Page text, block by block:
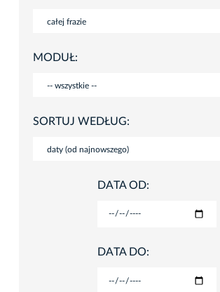
MODUŁ:
SORTUJ WEDŁUG:
DATA OD:
DATA DO: